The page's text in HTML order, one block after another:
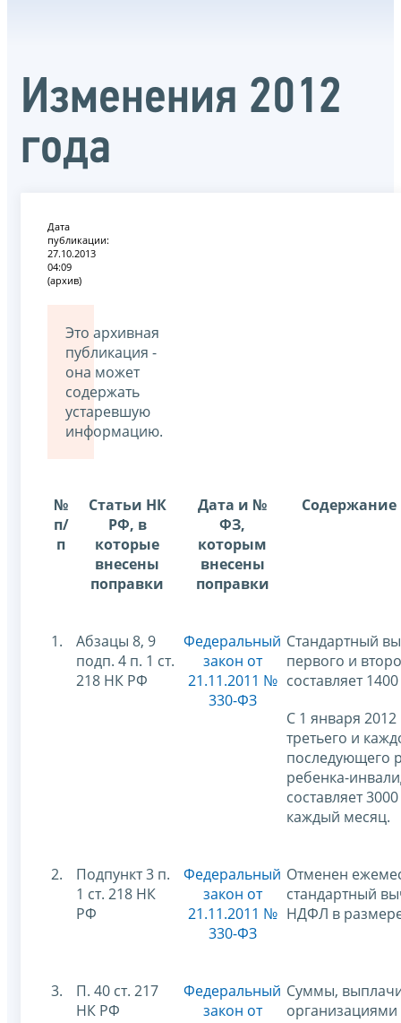
Изменения 2012
года
Дата
публикации:
27.10.2013
04:09
(архив)
Это архивная
публикация -
она может
содержать
устаревшую
информацию.
№
п/
п
Статьи НК
РФ, в
которые
внесены
поправки
Дата и №
ФЗ,
которым
внесены
поправки
Содержание
1.
Абзацы 8, 9
подп. 4 п. 1 ст.
218 НК РФ
Федеральный
закон от
21.11.2011 №
330-ФЗ
Стандартный
первого и
составляет
С 1 января 2012
третьего и
последующего
ребенка-
составляет
каждый месяц.
2.
Подпункт 3 п.
1 ст. 218 НК
РФ
Федеральный
закон от
21.11.2011 №
330-ФЗ
Отменен
стандартный
НДФЛ в
3.
П. 40 ст. 217
НК РФ
Федеральный
закон от
Суммы,
организациями